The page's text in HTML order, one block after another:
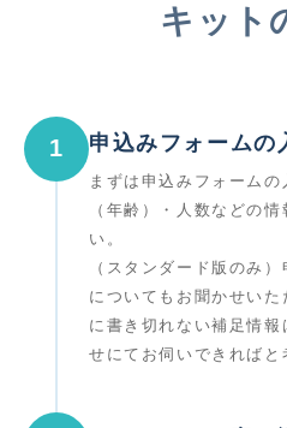
キット
1 申込みフォームの
まずは申込みフォーム
（年齢）・人数などの
い。
（スタンダード版のみ
についてもお聞かせい
に書き切れない補足情
せにてお伺いできればと